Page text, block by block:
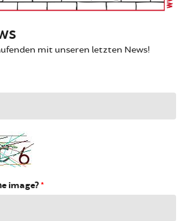
mit unseren letzten News!
image? *